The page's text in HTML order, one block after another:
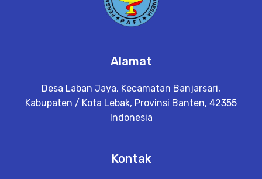
Alamat
Desa Laban Jaya, Kecamatan Banjarsari,
Kabupaten / Kota Lebak, Provinsi Banten, 42355
Indonesia
Kontak